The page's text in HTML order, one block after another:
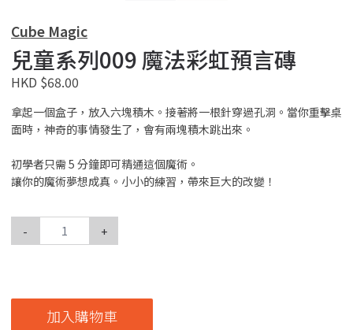
Cube Magic
兒童系列009 魔法彩虹預言磚
HKD $68.00
拿起一個盒子，放入六塊積木。接著將一根針穿過孔洞。當你重擊桌
面時，神奇的事情發生了，會有兩塊積木跳出來。
初學者只需 5 分鐘即可精通這個魔術。
讓你的魔術夢想成真。小小的練習，帶來巨大的改變！
- +
加入購物車